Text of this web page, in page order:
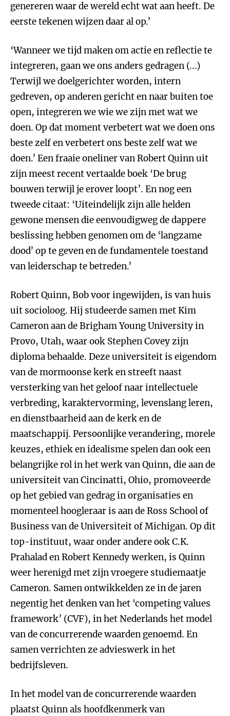
genereren waar de wereld echt wat aan heeft. De
eerste tekenen wijzen daar al op.’
‘Wanneer we tijd maken om actie en reflectie te
integreren, gaan we ons anders gedragen (...)
Terwijl we doelgerichter worden, intern
gedreven, op anderen gericht en naar buiten toe
open, integreren we wie we zijn met wat we
doen. Op dat moment verbetert wat we doen ons
beste zelf en verbetert ons beste zelf wat we
doen.’ Een fraaie oneliner van Robert Quinn uit
zijn meest recent vertaalde boek ‘De brug
bouwen terwijl je erover loopt’. En nog een
tweede citaat: ‘Uiteindelijk zijn alle helden
gewone mensen die eenvoudigweg de dappere
beslissing hebben genomen om de ‘langzame
dood’ op te geven en de fundamentele toestand
van leiderschap te betreden.’
Robert Quinn, Bob voor ingewijden, is van huis
uit socioloog. Hij studeerde samen met Kim
Cameron aan de Brigham Young University in
Provo, Utah, waar ook Stephen Covey zijn
diploma behaalde. Deze universiteit is eigendom
van de mormoonse kerk en streeft naast
versterking van het geloof naar intellectuele
verbreding, karaktervorming, levenslang leren,
en dienstbaarheid aan de kerk en de
maatschappij. Persoonlijke verandering, morele
keuzes, ethiek en idealisme spelen dan ook een
belangrijke rol in het werk van Quinn, die aan de
universiteit van Cincinatti, Ohio, promoveerde
op het gebied van gedrag in organisaties en
momenteel hoogleraar is aan de Ross School of
Business van de Universiteit of Michigan. Op dit
top-instituut, waar onder andere ook C.K.
Prahalad en Robert Kennedy werken, is Quinn
weer herenigd met zijn vroegere studiemaatje
Cameron. Samen ontwikkelden ze in de jaren
negentig het denken van het ‘competing values
framework’ (CVF), in het Nederlands het model
van de concurrerende waarden genoemd. En
samen verrichten ze advieswerk in het
bedrijfsleven.
In het model van de concurrerende waarden
plaatst Quinn als hoofdkenmerk van